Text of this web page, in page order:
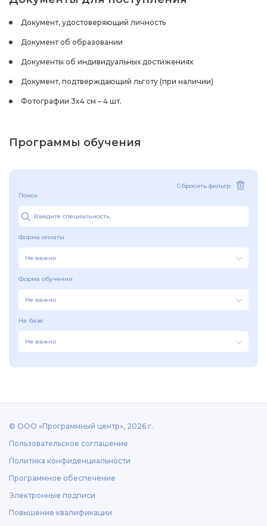
Документ, удостоверяющий личность
Документ об образовании
Документы об индивидуальных достижениях
Документ, подтверждающий льготу (при наличии)
Фотографии 3x4 см – 4 шт.
Программы обучения
Сбросить фильтр
Поиск
Форма оплаты
Не важно
Форма обучения
Не важно
На базе
Не важно
© ООО «Программный центр», 2026 г.
Пользовательское соглашение
Политика конфиденциальности
Программное обеспечение
Электронные подписи
Повышение квалификации